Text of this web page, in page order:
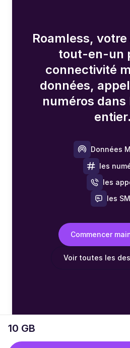
10 GB
Roamless,
tout-en-un
connectivité
données,
numéros dans
entier.
Données
les
les
les
Commencer
Voir toutes les